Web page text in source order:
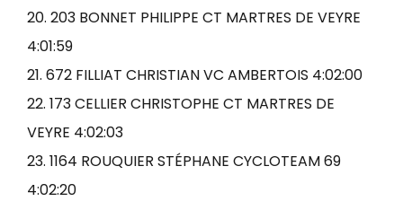
20. 203 BONNET PHILIPPE CT MARTRES DE VEYRE
4:01:59
21. 672 FILLIAT CHRISTIAN VC AMBERTOIS 4:02:00
22. 173 CELLIER CHRISTOPHE CT MARTRES DE
VEYRE 4:02:03
23. 1164 ROUQUIER STÉPHANE CYCLOTEAM 69
4:02:20